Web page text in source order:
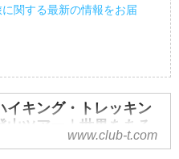
関する最新の情報をお届
イキング・トレッキン
山ツアー｜世界をある
ラブツーリズム
www.club-t.com